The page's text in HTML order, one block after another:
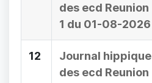
des ecd Reunion
1 du 01-08-2026
12
Journal hippique
des ecd Reunion